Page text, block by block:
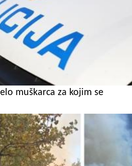
muškarca za kojim se